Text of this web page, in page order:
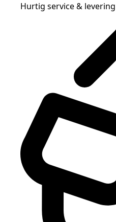
Hurtig service & levering